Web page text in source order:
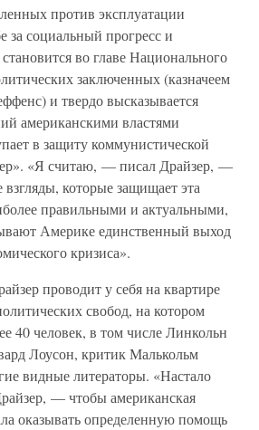
против эксплуатации
за социальный прогресс и
во главе Национального
заключенных (казначеем
и твердо высказывается
американскими властями
в защиту коммунистической
«Я считаю, — писал Драйзер, —
взгляды, которые защищает эта
правильными и актуальными,
Америке единственный выход
кризиса».
проводит у себя на квартире
свобод, на котором
40 человек, в том числе Линкольн
Лоусон, критик Малькольм
видные литераторы. «Настало
— чтобы американская
оказывать определенную помощь